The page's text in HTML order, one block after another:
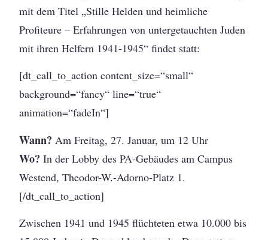
mit dem Titel „Stille Helden und heimliche
Profiteure – Erfahrungen von untergetauchten Juden
mit ihren Helfern 1941-1945“ findet statt:
[dt_call_to_action content_size=“small“
background=“fancy“ line=“true“
animation=“fadeIn“]
Wann? Am Freitag, 27. Januar, um 12 Uhr
Wo? In der Lobby des PA-Gebäudes am Campus
Westend, Theodor-W.-Adorno-Platz 1.
[/dt_call_to_action]
Zwischen 1941 und 1945 flüchteten etwa 10.000 bis